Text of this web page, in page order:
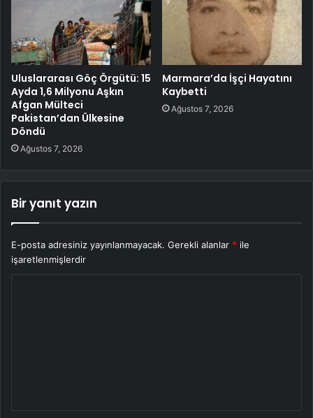
Uluslararası Göç Örgütü: 15
Ayda 1,6 Milyonu Aşkın
Afgan Mülteci
Pakistan’dan Ülkesine
Döndü
Ağustos 7, 2026
Marmara’da İşçi Hayatını
Kaybetti
Ağustos 7, 2026
Bir yanıt yazın
E-posta adresiniz yayınlanmayacak. Gerekli alanlar * ile
işaretlenmişlerdir